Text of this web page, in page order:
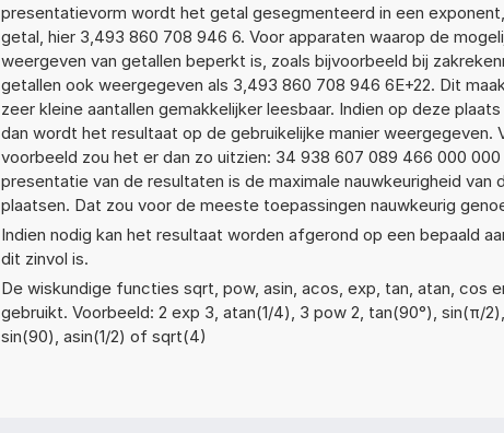
presentatievorm wordt het getal gesegmenteerd in een
getal, hier 3,493 860 708 946 6. Voor apparaten waarop de
weergeven van getallen beperkt is, zoals bijvoorbeeld bij
getallen ook weergegeven als 3,493 860 708 946 6E+22. Dit
zeer kleine aantallen gemakkelijker leesbaar. Indien op deze
dan wordt het resultaat op de gebruikelijke manier weergegeven.
voorbeeld zou het er dan zo uitzien: 34 938 607 089 466 000
presentatie van de resultaten is de maximale nauwkeurigheid van
plaatsen. Dat zou voor de meeste toepassingen nauwkeurig
Indien nodig kan het resultaat worden afgerond op een bepaald
dit zinvol is.
De wiskundige functies sqrt, pow, asin, acos, exp, tan, atan, cos
gebruikt. Voorbeeld: 2 exp 3, atan(1/4), 3 pow 2, tan(90°), sin(π/
sin(90), asin(1/2) of sqrt(4)